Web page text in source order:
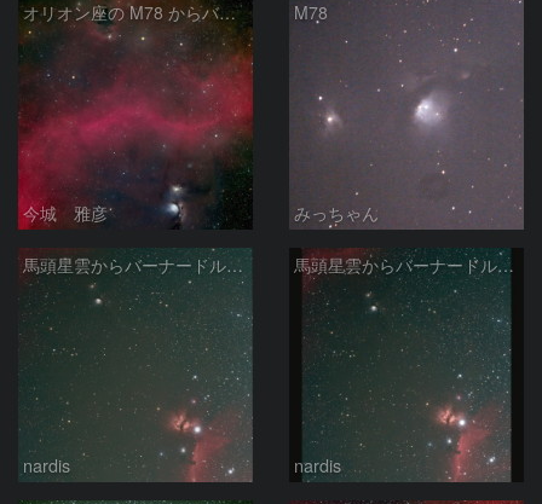
オリオン座の M78 からバーナードループをまたいで LDN1622あたり
今城 雅彦
M78
みっちゃん
馬頭星雲からバーナードループ 2026/03/12
nardis
馬頭星雲からバーナードループ 2026/03/12
nardis